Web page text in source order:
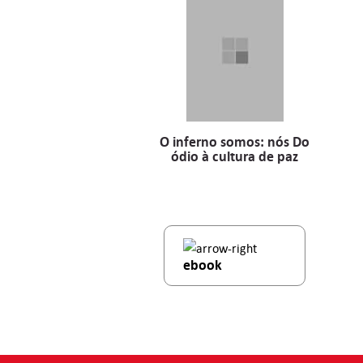
O inferno somos: nós Do
ódio à cultura de paz
ebook